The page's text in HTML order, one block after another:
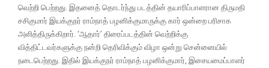
வெற்றி பெற்றது. இதனைத் தொடர்ந்து படத்தின் தயாரிப்பாளரான திருமதி
சசிகுமார் இயக்குநர் ராம்நாத் பழனிக்குமாருக்கு கார் ஒன்றை பரிசாக
அளித்திருக்கிறார். ‘ஆதார்’ திரைப்படத்தின் வெற்றிக்கு
வித்திட்டவர்களுக்கு நன்றி தெரிவிக்கும் விழா ஒன்று சென்னையில்
நடைபெற்றது. இதில் இயக்குநர் ராம்நாத் பழனிக்குமார், இசையமைப்பாளர்